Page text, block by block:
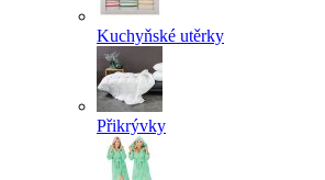
Kuchyňské utěrky
Přikrývky